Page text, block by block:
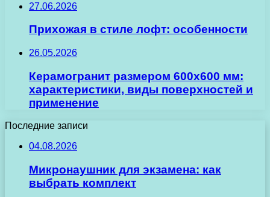
27.06.2026
Прихожая в стиле лофт: особенности
26.05.2026
Керамогранит размером 600х600 мм:
характеристики, виды поверхностей и
применение
Последние записи
04.08.2026
Микронаушник для экзамена: как
выбрать комплект